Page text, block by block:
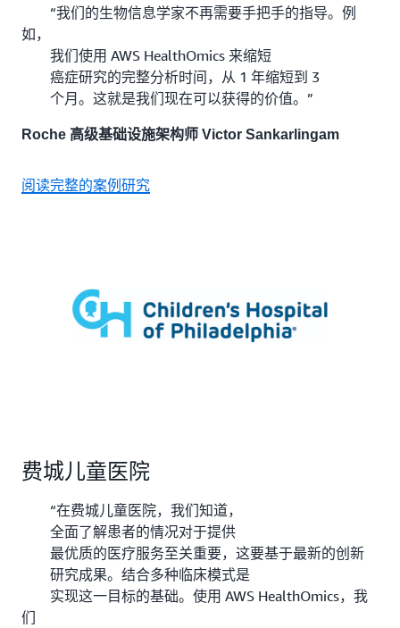
“我们的生物信息学家不再需要手把手的指导。例
如，
我们使用 AWS HealthOmics 来缩短
癌症研究的完整分析时间，从 1 年缩短到 3
个月。这就是我们现在可以获得的价值。”
Roche 高级基础设施架构师 Victor Sankarlingam
阅读完整的案例研究
费城儿童医院
“在费城儿童医院，我们知道，
全面了解患者的情况对于提供
最优质的医疗服务至关重要，这要基于最新的创新
研究成果。结合多种临床模式是
实现这一目标的基础。使用 AWS HealthOmics，我
们